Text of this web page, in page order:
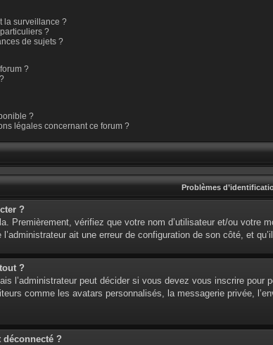
la surveillance ?
?
de sujets ?
?
?
légales concernant ce forum ?
Problèmes
?
Premièrement, vérifiez que votre nom d’utilisateur et/ou votre
ait une erreur de configuration de son côté, et
?
l’administrateur peut décider si vous devez vous inscrire
comme les avatars personnalisés, la messagerie privée,
?